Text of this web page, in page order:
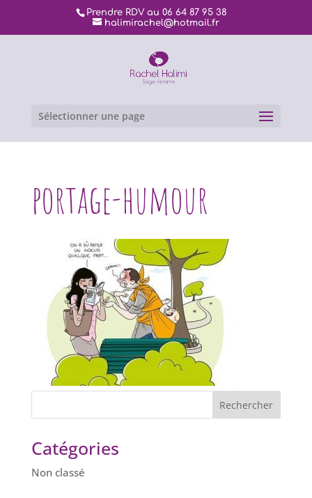
Prendre RDV au 06 64 87 95 38
halimirachel@hotmail.fr
Sélectionner une page
portage-humour
Catégories
Non classé